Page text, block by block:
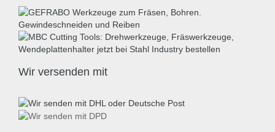
Wir versenden mit